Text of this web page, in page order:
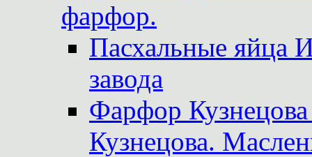
фарфор.
Пасхальные яйца
завода
Фарфор
Кузнецова.